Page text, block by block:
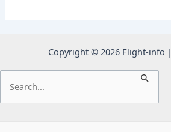
Copyright © 2026 Flight-info |
nach: